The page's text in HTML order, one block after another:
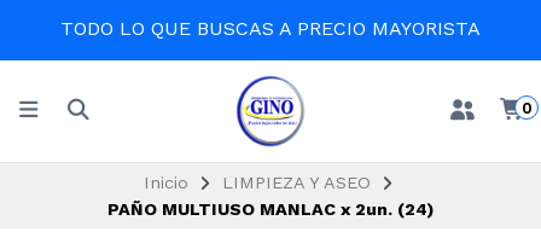
TODO LO QUE BUSCAS A PRECIO MAYORISTA
0
Inicio
LIMPIEZA Y ASEO
PAÑO MULTIUSO MANLAC x 2un. (24)